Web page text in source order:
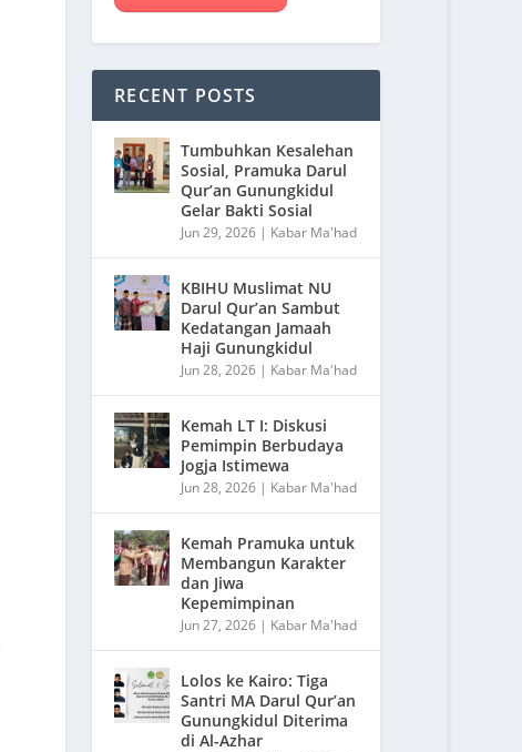
RECENT POSTS
Tumbuhkan Kesalehan
Sosial, Pramuka Darul
Qur’an Gunungkidul
Gelar Bakti Sosial
Jun 29, 2026 | Kabar Ma'had
KBIHU Muslimat NU
Darul Qur’an Sambut
Kedatangan Jamaah
Haji Gunungkidul
Jun 28, 2026 | Kabar Ma'had
Kemah LT I: Diskusi
Pemimpin Berbudaya
Jogja Istimewa
Jun 28, 2026 | Kabar Ma'had
Kemah Pramuka untuk
Membangun Karakter
dan Jiwa
Kepemimpinan
Jun 27, 2026 | Kabar Ma'had
Lolos ke Kairo: Tiga
Santri MA Darul Qur’an
Gunungkidul Diterima
di Al-Azhar